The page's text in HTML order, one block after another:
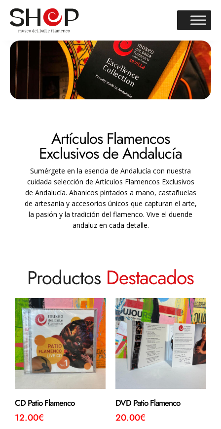
Artículos Flamencos
Exclusivos de Andalucía
Sumérgete en la esencia de Andalucía con nuestra
cuidada selección de Artículos Flamencos Exclusivos
de Andalucía. Abanicos pintados a mano, castañuelas
de artesanía y accesorios únicos que capturan el arte,
la pasión y la tradición del flamenco. Vive el duende
andaluz en cada detalle.
Productos Destacados
CD Patio Flamenco
12.00€
DVD Patio Flamenco
20.00€